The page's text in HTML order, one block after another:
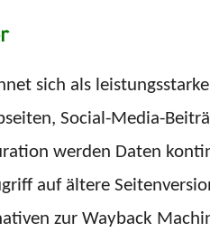
sich als
Social-Media-
werden Daten
auf ältere
zur Wayback